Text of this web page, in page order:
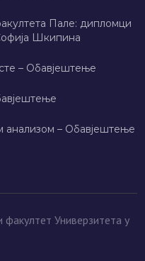
Пале: дипломци
Шкипина
– Обавјештење
анализом – Обавјештење
Универзитета у